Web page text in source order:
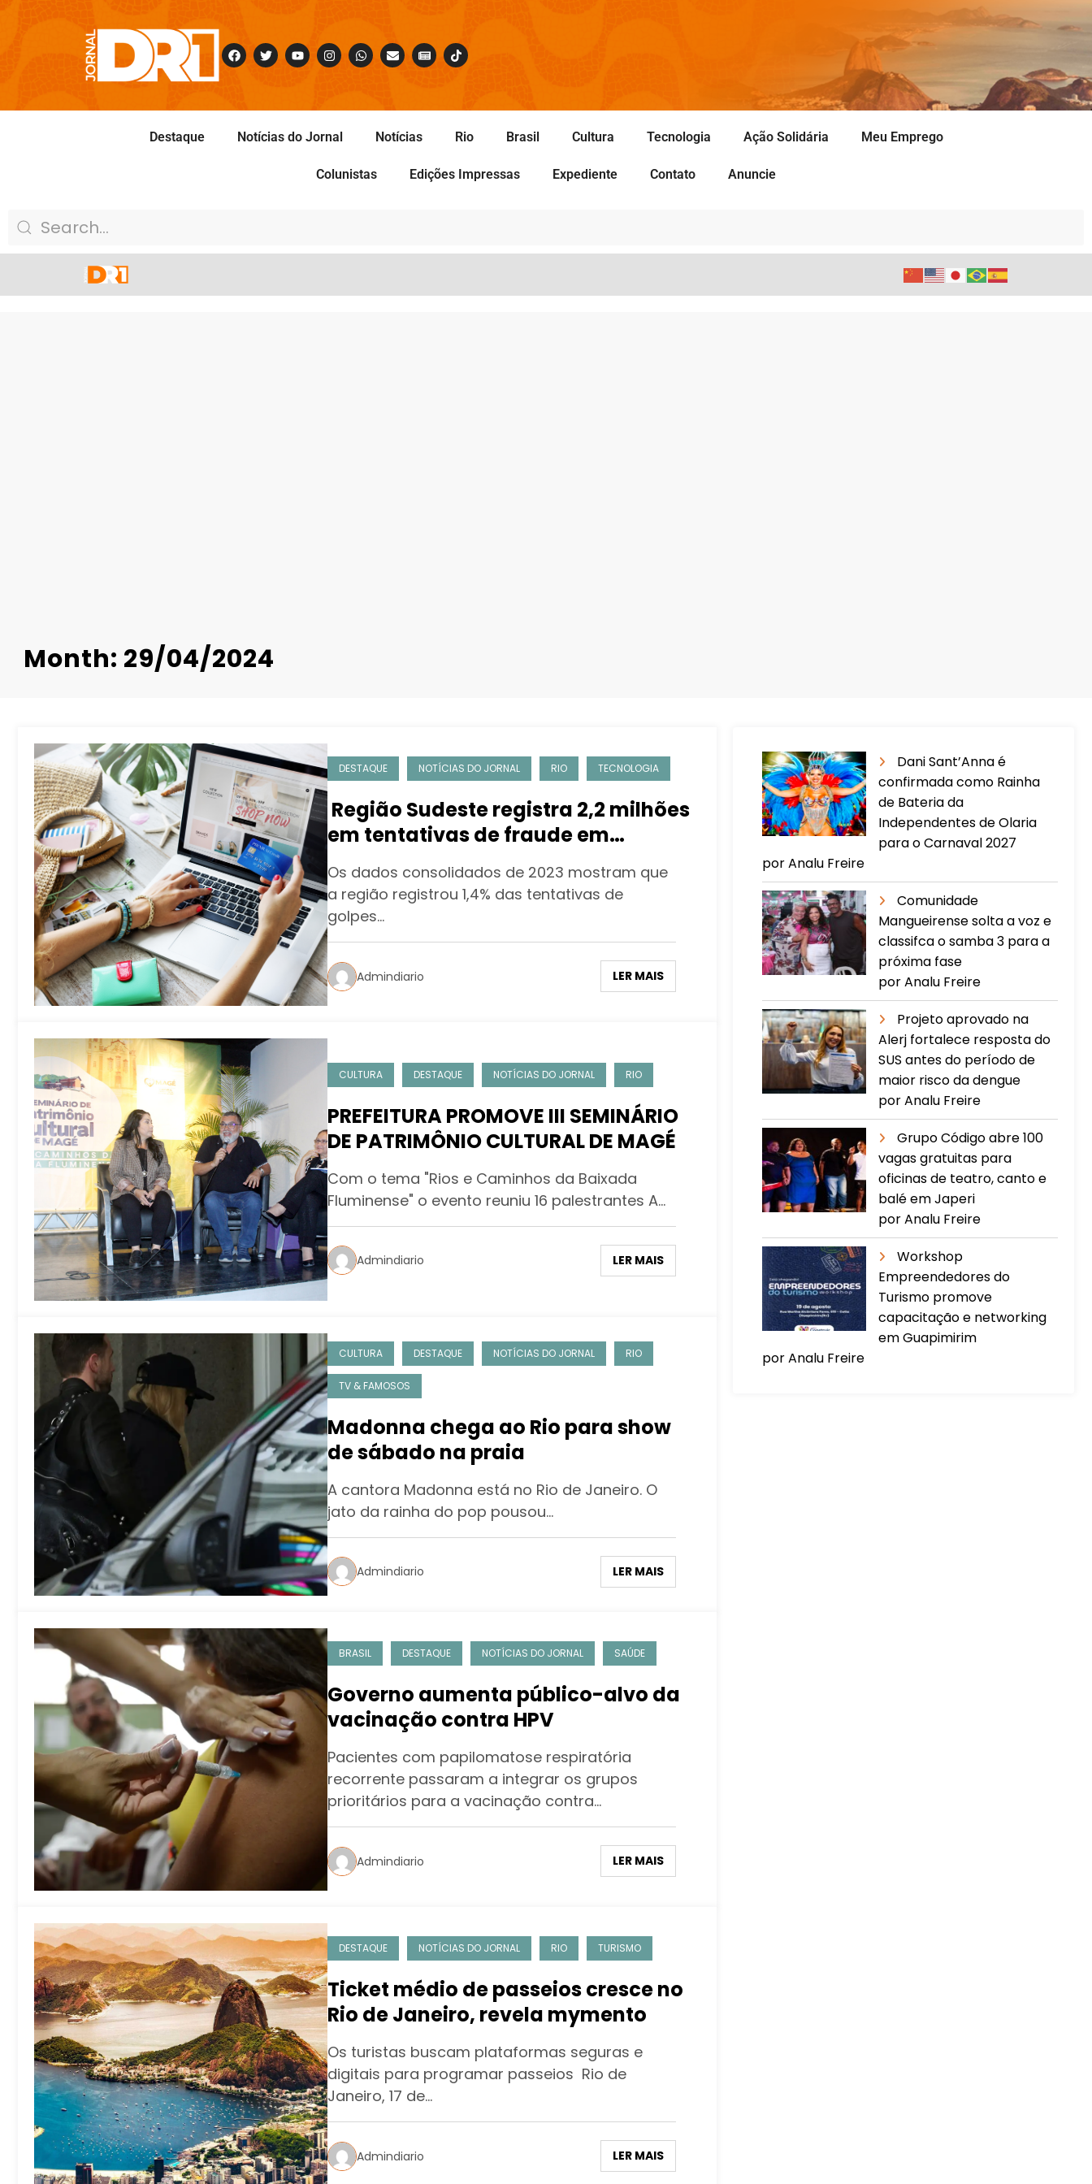
Destaque Notícias do Jornal Notícias Rio Brasil Cultura Tecnologia Ação Solidária Meu Emprego
Colunistas Edições Impressas Expediente Contato Anuncie
Month: 29/04/2024
DESTAQUE NOTÍCIAS DO JORNAL RIO TECNOLOGIA
Região Sudeste registra 2,2 milhões
em tentativas de fraude em
compras online do País
Os dados consolidados de 2023 mostram que
a região registrou 1,4% das tentativas de
golpes…
Admindiario LER MAIS
CULTURA DESTAQUE NOTÍCIAS DO JORNAL RIO
PREFEITURA PROMOVE III SEMINÁRIO
DE PATRIMÔNIO CULTURAL DE MAGÉ
Com o tema "Rios e Caminhos da Baixada
Fluminense" o evento reuniu 16 palestrantes A…
Admindiario LER MAIS
CULTURA DESTAQUE NOTÍCIAS DO JORNAL RIO
TV & FAMOSOS
Madonna chega ao Rio para show
de sábado na praia
A cantora Madonna está no Rio de Janeiro. O
jato da rainha do pop pousou…
Admindiario LER MAIS
BRASIL DESTAQUE NOTÍCIAS DO JORNAL SAÚDE
Governo aumenta público-alvo da
vacinação contra HPV
Pacientes com papilomatose respiratória
recorrente passaram a integrar os grupos
prioritários para a vacinação contra…
Admindiario LER MAIS
DESTAQUE NOTÍCIAS DO JORNAL RIO TURISMO
Ticket médio de passeios cresce no
Rio de Janeiro, revela mymento
Os turistas buscam plataformas seguras e
digitais para programar passeios Rio de
Janeiro, 17 de…
Admindiario LER MAIS
Dani Sant’Anna é
confirmada como Rainha
de Bateria da
Independentes de Olaria
para o Carnaval 2027
por Analu Freire
Comunidade
Mangueirense solta a voz e
classifca o samba 3 para a
próxima fase
por Analu Freire
Projeto aprovado na
Alerj fortalece resposta do
SUS antes do período de
maior risco da dengue
por Analu Freire
Grupo Código abre 100
vagas gratuitas para
oficinas de teatro, canto e
balé em Japeri
por Analu Freire
Workshop
Empreendedores do
Turismo promove
capacitação e networking
em Guapimirim
por Analu Freire